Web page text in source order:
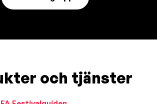
och tjänster